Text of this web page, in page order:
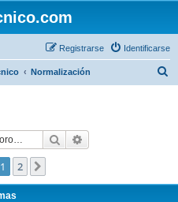
Identificarse
Registrarse
Normalización
Buscar
1 2